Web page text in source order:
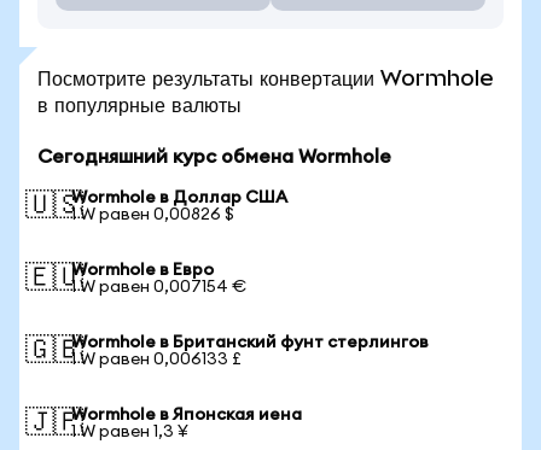
Посмотрите результаты конвертации Wormhole
в популярные валюты
Сегодняшний курс обмена Wormhole
🇺🇸Wormhole в Доллар США
1 W равен 0,00826 $
🇪🇺Wormhole в Евро
1 W равен 0,007154 €
🇬🇧Wormhole в Британский фунт стерлингов
1 W равен 0,006133 £
🇯🇵Wormhole в Японская иена
1 W равен 1,3 ¥